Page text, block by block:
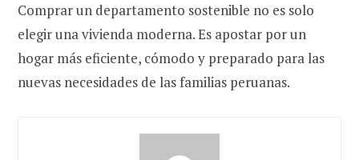
Comprar un departamento sostenible no es solo
elegir una vivienda moderna. Es apostar por un
hogar más eficiente, cómodo y preparado para las
nuevas necesidades de las familias peruanas.